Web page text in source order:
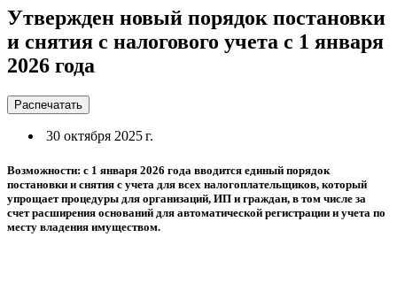
Утвержден новый порядок постановки
и снятия с налогового учета с 1 января
2026 года
Распечатать
30 октября 2025 г.
Возможности: с 1 января 2026 года вводится единый порядок
постановки и снятия с учета для всех налогоплательщиков, который
упрощает процедуры для организаций, ИП и граждан, в том числе за
счет расширения оснований для автоматической регистрации и учета по
месту владения имуществом.